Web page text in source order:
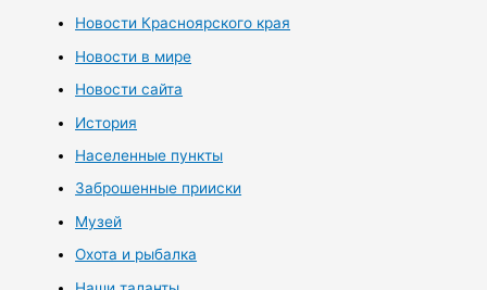
Новости Красноярского края
Новости в мире
Новости сайта
История
Населенные пункты
Заброшенные прииски
Музей
Охота и рыбалка